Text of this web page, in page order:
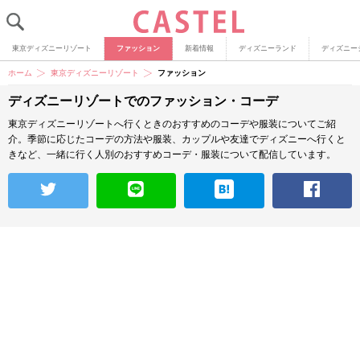
東京ディズニーリゾート ファッション 新着情報 ディズニーランド ディズニー
ホーム 東京ディズニーリゾート ファッション
ディズニーリゾートでのファッション・コーデ
東京ディズニーリゾートへ行くときのおすすめのコーデや服装についてご紹
介。季節に応じたコーデの方法や服装、カップルや友達でディズニーへ行くと
きなど、一緒に行く人別のおすすめコーデ・服装について配信しています。